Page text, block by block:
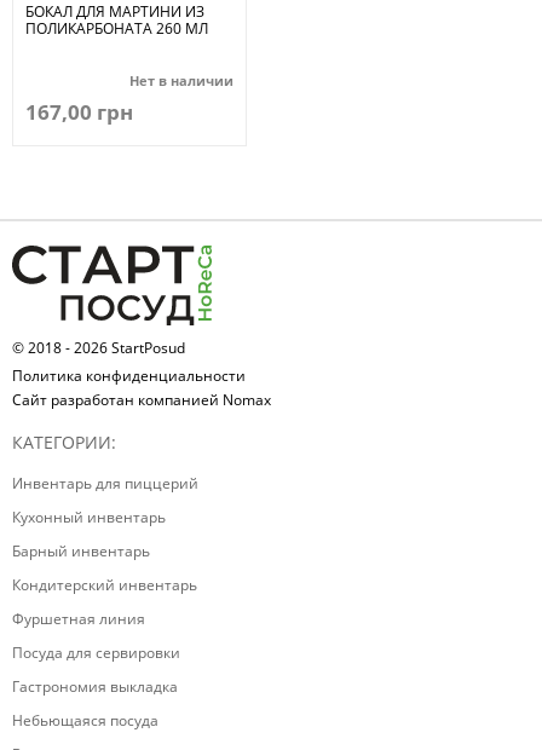
БОКАЛ ДЛЯ МАРТИНИ ИЗ
ПОЛИКАРБОНАТА 260 МЛ
Нет в наличии
167,00 грн
© 2018 - 2026 StartPosud
Политика конфиденциальности
Сайт разработан компанией Nomax
КАТЕГОРИИ:
Инвентарь для пиццерий
Кухонный инвентарь
Барный инвентарь
Кондитерский инвентарь
Фуршетная линия
Посуда для сервировки
Гастрономия выкладка
Небьющаяся посуда